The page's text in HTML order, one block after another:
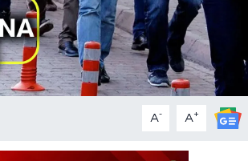
A- A+